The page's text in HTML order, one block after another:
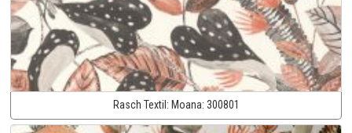
Rasch Textil: Moana: 300801